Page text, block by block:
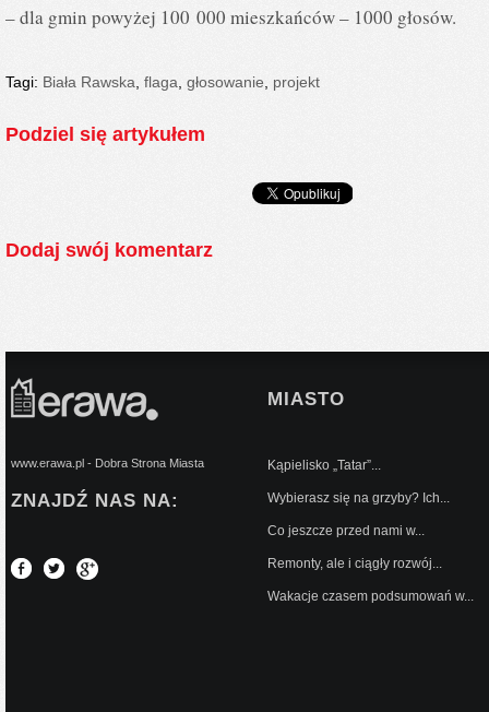
– dla gmin powyżej 100 000 mieszkańców – 1000 głosów.
Tagi: Biała Rawska flaga głosowanie projekt
Podziel się artykułem
Dodaj swój komentarz
www.erawa.pl - Dobra Strona Miasta
ZNAJDŹ NAS NA:
MIASTO
Kąpielisko „Tatar”...
Wybierasz się na grzyby? Ich...
Co jeszcze przed nami w...
Remonty, ale i ciągły rozwój...
Wakacje czasem podsumowań w...